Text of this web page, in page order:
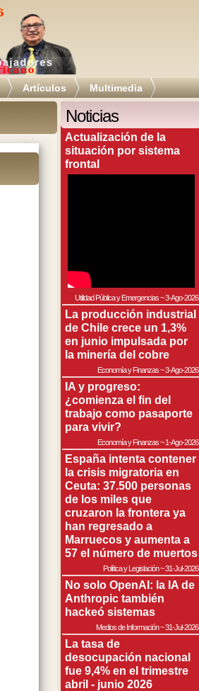
Artículos Multimedia
Noticias
Actualización de la
situación por sistema
frontal
Utilidad Pública y Emergencias~3-Ago-2026
La producción industrial
de Chile crece un 1,3%
en junio impulsada por
la minería del cobre
Economía y Finanzas~3-Ago-2026
IA y progreso:
¿comienza el fin del
trabajo como pasaporte
para vivir?
Economía y Finanzas~1-Ago-2026
España intenta contener
la crisis migratoria en
Ceuta: 37.500 personas
de los miles que
cruzaron la frontera ya
han regresado a
Marruecos y aumenta a
57 el número de muertos
Política y Legislación~31-Jul-2026
No solo OpenAI: la IA de
Anthropic también
hackeó sistemas
Medios de Información~31-Jul-2026
La tasa de
desocupación nacional
fue 9,4% en el trimestre
abril - junio 2026